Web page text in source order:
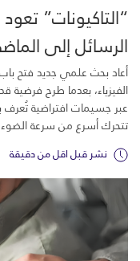
“التاكيونات”
الرسائل إلى
أعاد بحث علمي جديد فتح
الفيزياء، بعدما طرح فرضية
عبر جسيمات افتراضية
تتحرك أسرع من سرعة
نشر قبل اقل من دقيقة